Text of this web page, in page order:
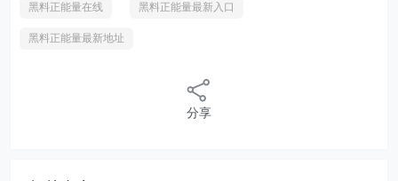
黑料正能量在线 黑料正能量最新入口
黑料正能量最新地址
分享